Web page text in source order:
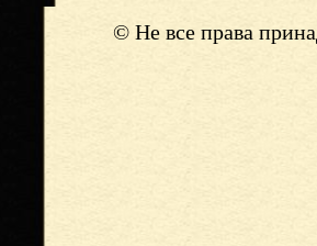
© Не все права